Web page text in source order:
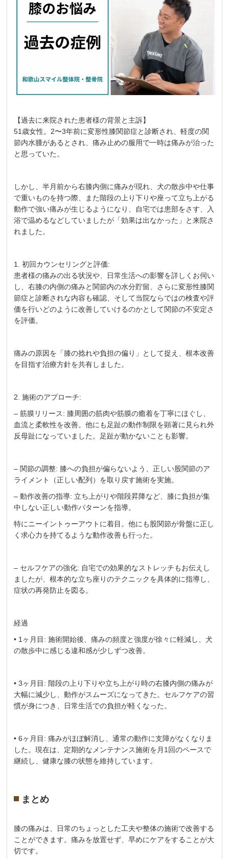
【過去に来院された患者様の背景と主訴】
51歳女性。2〜3年前に変形性膝関節症と診断され、軽度の関
節内水腫があるとされ、痛み止めの服用で一時は痛みが治った
と思っていた。
しかし、半月前から右膝内側に痛みが現れ、犬の散歩中や仕事
で重いものを持つ際、また階段の上り下りや座って立ち上がる
動作で強い痛みが生じるようになり、自宅では患部をさす、入
浴で温めるなどしていましたが「効果は出なかった」と来院さ
れました。
1. 初回カウンセリングと評価:
患者様の痛みの出る状況や、日常生活への影響を詳しくお伺い
し、右膝の内側の痛みと関節内の水分貯留、さらに変形性膝関
節症と診断されな内容も確認、そして当院ならではの検査や評
価を行いどのように改善していけるのかとして関節の不安定さ
を評価。
痛みの原因を「膝の捻れや負担の偏り」として捉え、根本改善
を目指す治療方針を共有しました。
2. 施術のアプローチ:
– 筋膜リリース: 膝周囲の筋肉や筋膜の癒着を丁寧にほぐし、
血流と柔軟性を改善。他にも足趾の動作制限を顕著に見られ外
反母趾になっていました。足趾が動かないことも影響。
– 関節の調整: 膝への負担が偏らないよう、正しい股関節のア
ライメント（正しい配列）を取り戻す施術を実施。
– 動作改善の指導: 立ち上がりや階段昇降など、膝に負担が集
中しない正しい動作パターンを指導。
特にニーイントゥーアウトに着目。他にも股関節が骨盤に正し
く求心力を持てるような動作改善も行った。
– セルフケアの強化: 自宅での効果的なストレッチもお伝えし
ましたが、根本的な立ち座りのテクニックを具体的に指導し、
症状の再発防止を図る。
経過
• 1ヶ月目: 施術開始後、痛みの頻度と強度が徐々に軽減し、犬
の散歩中に感じる違和感が少しずつ改善。
• 3ヶ月目: 階段の上り下りや立ち上がり時の右膝内側の痛みが
大幅に減少し、動作がスムーズになってきた。セルフケアの習
慣が身につき、日常生活での負担が軽くなった。
• 6ヶ月目: 痛みがほぼ解消し、通常の動作に支障がなくなりま
した。現在は、定期的なメンテナンス施術を月1回のペースで
継続し、健康な膝の状態を維持しています。
まとめ
膝の痛みは、日常のちょっとした工夫や整体の施術で改善する
ことができます。痛みを放置せず、早めにケアをすることが大
切です。